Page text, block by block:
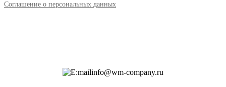
Соглашение о персональных данных
info@wm-company.ru